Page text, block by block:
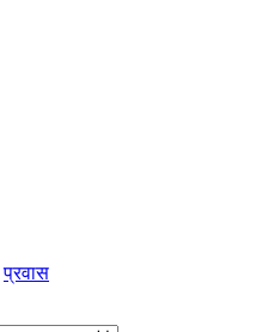
प्रवास